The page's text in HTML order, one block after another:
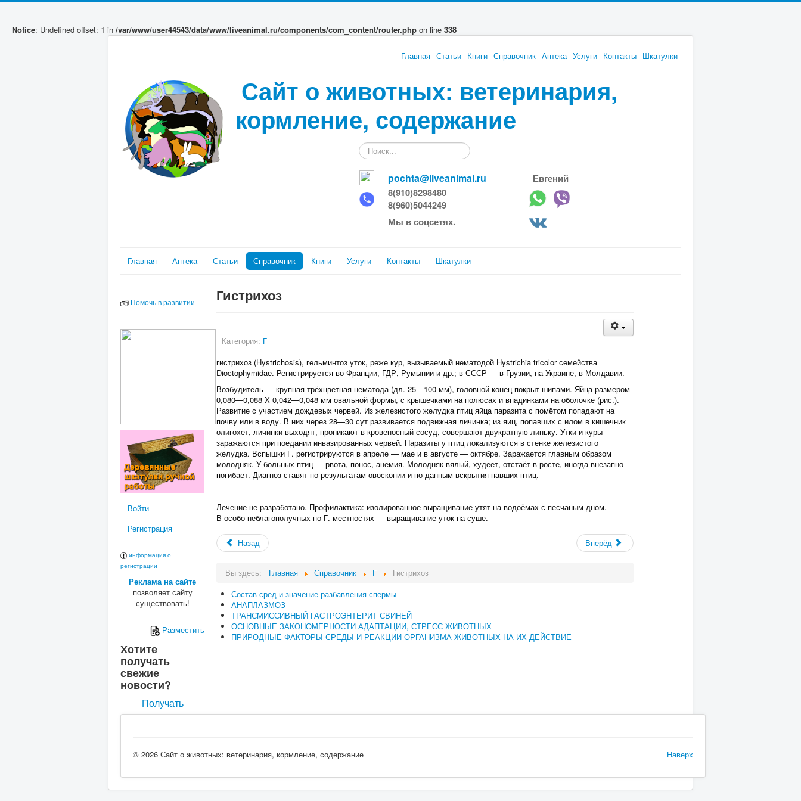
Notice: Undefined offset: 1 in /var/www/user44543/data/www/liveanimal.ru/components/com_content/router.php on line 338
Главная Статьи Книги Справочник Аптека Услуги Контакты Шкатулки
Сайт о животных: ветеринария,
кормление, содержание
Искать...
pochta@liveanimal.ru
Евгений
8(910)8298480
8(960)5044249
Мы в соцсетях.
Главная Аптека Статьи Справочник Книги Услуги Контакты Шкатулки
Помочь в развитии
Войти
Регистрация
информация о
регистрации
Реклама на сайте
позволяет сайту
существовать!
Разместить
Хотите
получать
свежие
новости?
Получать
Гистрихоз
Категория: Г
гистрихоз (Hystrichosis), гельминтоз уток, реже кур, вызываемый нематодой Hystrichia tricolor семейства
Dioctophymidae. Регистрируется во Франции, ГДР, Румынии и др.; в СССР — в Грузии, на Украине, в Молдавии.
Возбудитель — крупная трёхцветная нематода (дл. 25—100 мм), головной конец покрыт шипами. Яйца размером
0,080—0,088 X 0,042—0,048 мм овальной формы, с крышечками на полюсах и впадинками на оболочке (рис.).
Развитие с участием дождевых червей. Из железистого желудка птиц яйца паразита с помётом попадают на
почву или в воду. В них через 28—30 сут развивается подвижная личинка; из яиц, попавших с илом в кишечник
олигохет, личинки выходят, проникают в кровеносный сосуд, совершают двукратную линьку. Утки и куры
заражаются при поедании инвазированных червей. Паразиты у птиц локализуются в стенке железистого
желудка. Вспышки Г. регистрируются в апреле — мае и в августе — октябре. Заражается главным образом
молодняк. У больных птиц — рвота, понос, анемия. Молодняк вялый, худеет, отстаёт в росте, иногда внезапно
погибает. Диагноз ставят по результатам овоскопии и по данным вскрытия павших птиц.
Лечение не разработано. Профилактика: изолированное выращивание утят на водоёмах с песчаным дном.
В особо неблагополучных по Г. местностях — выращивание уток на суше.
Назад Вперёд
Вы здесь: Главная Справочник Г
Гистрихоз
Состав сред и значение разбавления спермы
АНАПЛАЗМОЗ
ТРАНСМИССИВНЫЙ ГАСТРОЭНТЕРИТ СВИНЕЙ
ОСНОВНЫЕ ЗАКОНОМЕРНОСТИ АДАПТАЦИИ, СТРЕСС ЖИВОТНЫХ
ПРИРОДНЫЕ ФАКТОРЫ СРЕДЫ И РЕАКЦИИ ОРГАНИЗМА ЖИВОТНЫХ НА ИХ ДЕЙСТВИЕ
Наверх
© 2026 Сайт о животных: ветеринария, кормление, содержание